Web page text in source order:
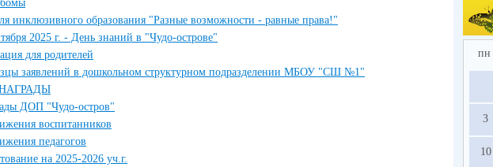
инклюзивного образования "Разные возможности - равные права!"
2025 г. - День знаний в "Чудо-острове"
для родителей
заявлений в дошкольном структурном подразделении МБОУ "СШ №1"
ДОП "Чудо-остров"
воспитанников
педагогов
на 2025-2026 уч.г.
в
пн
3
10